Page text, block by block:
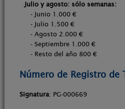
Julio y agosto: sólo semanas:
- Junio 1.000 €
- Julio 1.500 €
- Agosto 2.000 €
- Septiembre 1.000 €
- Resto del año 800 €
Número de Registro de
Signatura: PG-000669